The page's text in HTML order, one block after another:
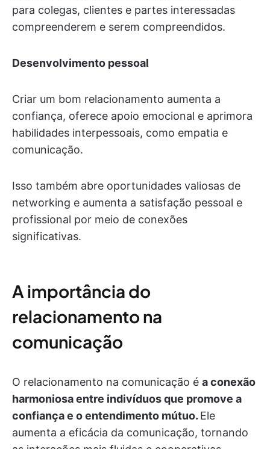
para colegas, clientes e partes interessadas
compreenderem e serem compreendidos.
Desenvolvimento pessoal
Criar um bom relacionamento aumenta a
confiança, oferece apoio emocional e aprimora
habilidades interpessoais, como empatia e
comunicação.
Isso também abre oportunidades valiosas de
networking e aumenta a satisfação pessoal e
profissional por meio de conexões
significativas.
A importância do
relacionamento na
comunicação
O relacionamento na comunicação é a conexão
harmoniosa entre indivíduos que promove a
confiança e o entendimento mútuo. Ele
aumenta a eficácia da comunicação, tornando